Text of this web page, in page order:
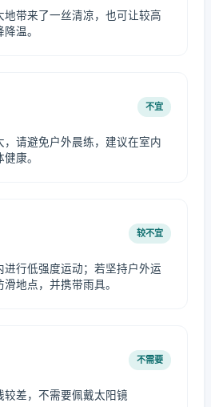
带来了一丝清凉，也可让较高
温。
不宜
请避免户外晨练，建议在室内
康。
较不宜
行低强度运动；若坚持户外运
地点，并携带雨具。
不需要
较差，不需要佩戴太阳镜